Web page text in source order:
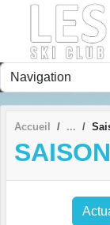
Accueil
Panneau de